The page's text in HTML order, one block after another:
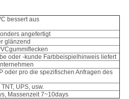
bessert aus
angefertigt
glänzend
oder -kunde Farbbeispielhinweis liefert
oder pro die spezifischen Anfragen des
UPS, usw.
Massenzeit 7~10days